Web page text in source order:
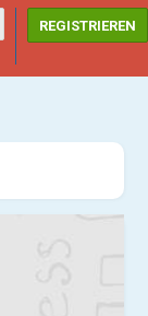
REGISTRIEREN